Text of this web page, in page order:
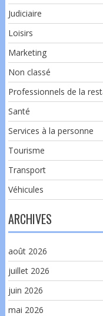
Judiciaire
Loisirs
Marketing
Non classé
Professionnels de la
Santé
Services à la personne
Tourisme
Transport
Véhicules
ARCHIVES
août 2026
juillet 2026
juin 2026
mai 2026